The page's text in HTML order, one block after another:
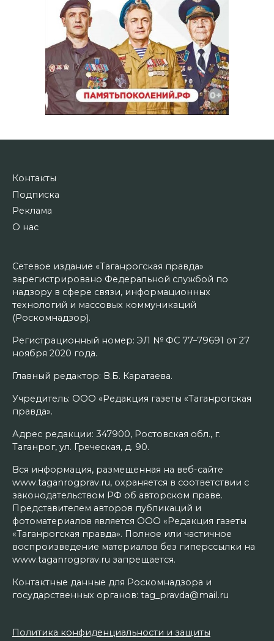
Контакты
Подписка
Реклама
О нас
Сетевое издание «Таганрогская правда»
зарегистрировано Федеральной службой по
надзору в сфере связи, информационных
технологий и массовых коммуникаций
(Роскомнадзор).
Регистрационный номер: ЭЛ № ФС 77–79691 от 27
ноября 2020 года.
Главный редактор: В.Б. Каратаева.
Учредитель: ООО «Редакция газеты «Таганрогская
правда».
Адрес редакции: 347900, Ростовская обл., г.
Таганрог, ул. Греческая, д. 90.
Вся информация, размещенная на веб-сайте
www.taganrogprav.ru, охраняется в соответствии с
законодательством РФ об авторском праве.
Представителем авторов публикаций и
фотоматериалов является ООО «Редакция газеты
«Таганрогская правда». Полное или частичное
воспроизведение материалов без гиперссылки на
www.taganrogprav.ru запрещается.
Контактные данные для Роскомнадзора и
государственных органов: tag_pravda@mail.ru
Политика конфиденциальности и защиты